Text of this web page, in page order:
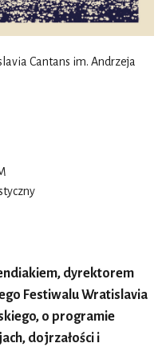
Cantans im. Andrzeja
dyrektorem
Festiwalu Wratislavia
o programie
dojrzałości i